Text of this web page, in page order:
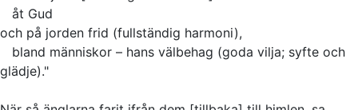
åt Gud
och på jorden frid (fullständig harmoni),
bland människor – hans välbehag (goda vilja; syfte och
glädje)."